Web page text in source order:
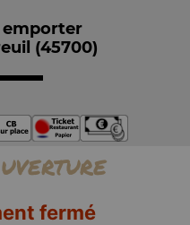
emporter
(45700)
fermé